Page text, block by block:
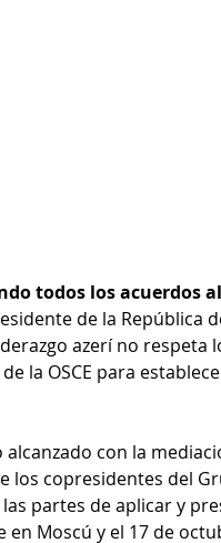
todos los acuerdos
de la República
azerí no respeta
la OSCE para
con la
los copresidentes del
partes de aplicar y
Moscú y el 17 de